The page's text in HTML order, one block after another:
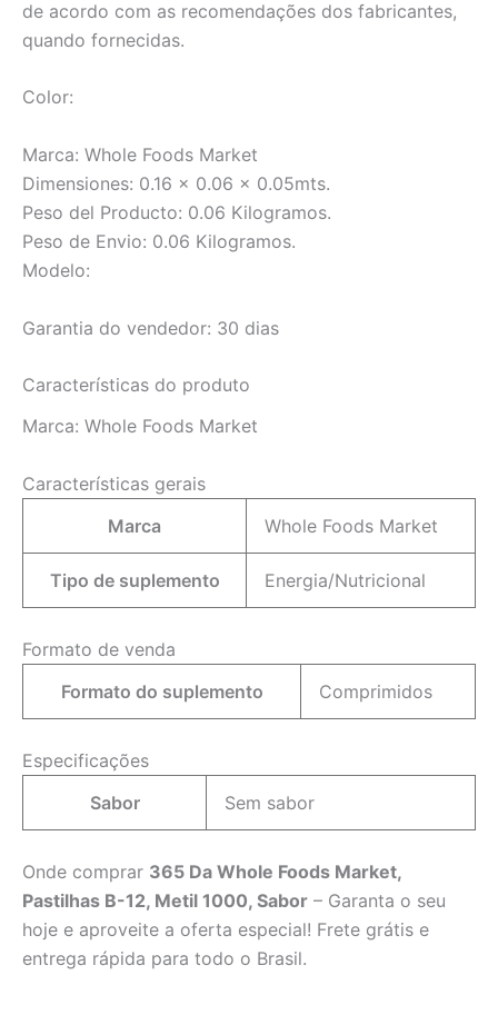
de acordo com as recomendações dos fabricantes,
quando fornecidas.
Color:
Marca: Whole Foods Market
Dimensiones: 0.16 x 0.06 x 0.05mts.
Peso del Producto: 0.06 Kilogramos.
Peso de Envio: 0.06 Kilogramos.
Modelo:
Garantia do vendedor: 30 dias
Características do produto
Marca: Whole Foods Market
Características gerais
Marca
Whole Foods Market
Tipo de suplemento Energia/Nutricional
Formato de venda
Formato do suplemento
Comprimidos
Especificações
Sabor
Sem sabor
Onde comprar 365 Da Whole Foods Market,
Pastilhas B-12, Metil 1000, Sabor – Garanta o seu
hoje e aproveite a oferta especial! Frete grátis e
entrega rápida para todo o Brasil.